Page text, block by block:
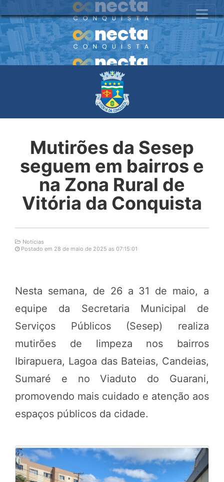
Mutirões da Sesep
seguem em bairros e
na Zona Rural de
Vitória da Conquista
Notícias
Postado em 28 de maio de 2025 as 07:15:01
Nesta semana, de 26 a 31 de maio, a
equipe da Secretaria Municipal de
Serviços Públicos (Sesep) realiza
mutirões de limpeza nos bairros
Ibirapuera, Lagoa das Bateias, Candeias,
Sumaré e no Viaduto do Guarani,
promovendo mais cuidado e atenção aos
espaços públicos da cidade.